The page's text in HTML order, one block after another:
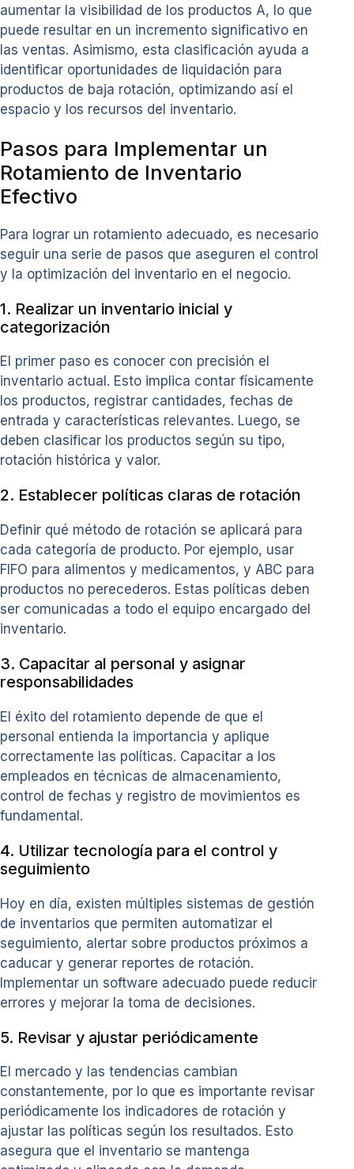
aumentar la visibilidad de los productos A, lo que
puede resultar en un incremento significativo en
las ventas. Asimismo, esta clasificación ayuda a
identificar oportunidades de liquidación para
productos de baja rotación, optimizando así el
espacio y los recursos del inventario.
Pasos para Implementar un
Rotamiento de Inventario
Efectivo
Para lograr un rotamiento adecuado, es necesario
seguir una serie de pasos que aseguren el control
y la optimización del inventario en el negocio.
1. Realizar un inventario inicial y
categorización
El primer paso es conocer con precisión el
inventario actual. Esto implica contar físicamente
los productos, registrar cantidades, fechas de
entrada y características relevantes. Luego, se
deben clasificar los productos según su tipo,
rotación histórica y valor.
2. Establecer políticas claras de rotación
Definir qué método de rotación se aplicará para
cada categoría de producto. Por ejemplo, usar
FIFO para alimentos y medicamentos, y ABC para
productos no perecederos. Estas políticas deben
ser comunicadas a todo el equipo encargado del
inventario.
3. Capacitar al personal y asignar
responsabilidades
El éxito del rotamiento depende de que el
personal entienda la importancia y aplique
correctamente las políticas. Capacitar a los
empleados en técnicas de almacenamiento,
control de fechas y registro de movimientos es
fundamental.
4. Utilizar tecnología para el control y
seguimiento
Hoy en día, existen múltiples sistemas de gestión
de inventarios que permiten automatizar el
seguimiento, alertar sobre productos próximos a
caducar y generar reportes de rotación.
Implementar un software adecuado puede reducir
errores y mejorar la toma de decisiones.
5. Revisar y ajustar periódicamente
El mercado y las tendencias cambian
constantemente, por lo que es importante revisar
periódicamente los indicadores de rotación y
ajustar las políticas según los resultados. Esto
asegura que el inventario se mantenga